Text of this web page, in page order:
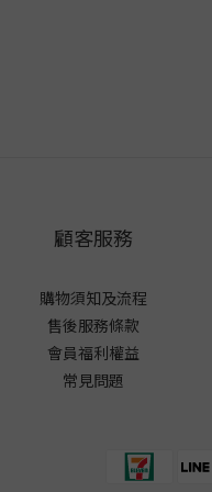
顧客服務
購物須知及流程
售後服務條款
會員福利權益
常見問題